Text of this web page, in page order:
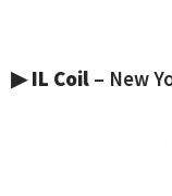
▶IL Coil – New